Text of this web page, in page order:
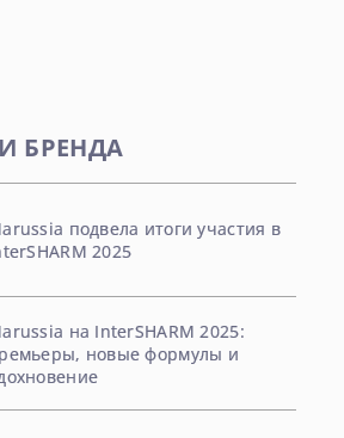
БРЕНДА
подвела итоги участия в
2025
на InterSHARM 2025:
новые формулы и